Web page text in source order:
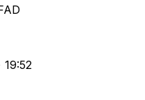
19:52